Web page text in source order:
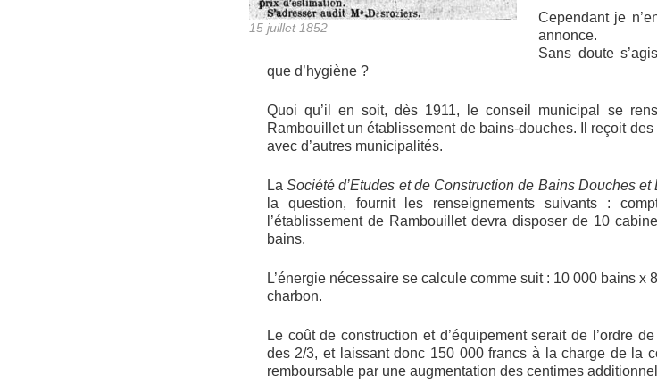
15 juillet 1852
Cependant je
annonce.
Sans doute
que d’hygiène ?
Quoi qu’il en soit, dès 1911, le conseil municipal se
Rambouillet un établissement de bains-douches. Il reçoit
avec d’autres municipalités.
LaSociété d’Etudes et de Construction de Bains Douches
la question, fournit les renseignements suivants :
l’établissement de Rambouillet devra disposer de 10
bains.
L’énergie nécessaire se calcule comme suit : 10 000 bains x
charbon.
Le coût de construction et d’équipement serait de l’ordre
des 2/3, et laissant donc 150 000 francs à la charge de la
remboursable par une augmentation des centimes